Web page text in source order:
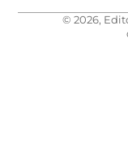
© 2026,